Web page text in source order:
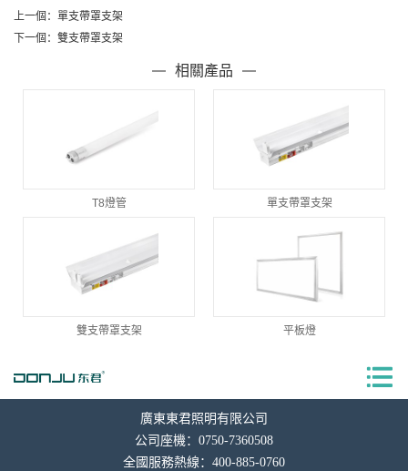
上一個： 單支帶罩支架
下一個： 雙支帶罩支架
相關產品
T8燈管 單支帶罩支架
雙支帶罩支架 平板燈
廣東東君照明有限公司
公司座機：0750-7360508
全國服務熱線：400-885-0760